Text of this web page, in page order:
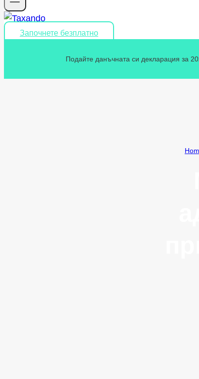
Започнете безплатно
Подайте данъчната си декларация за